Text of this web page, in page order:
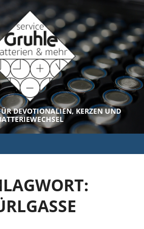
DEVOTIONALIEN, KERZEN UND